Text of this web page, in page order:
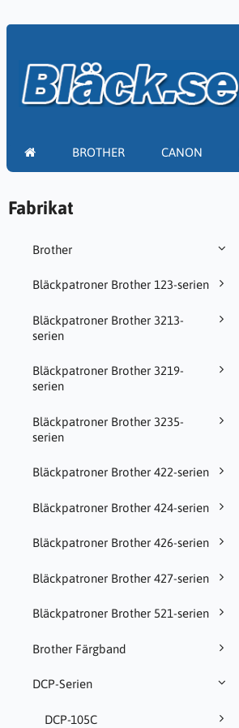
BROTHER CANON
Fabrikat
Brother
Bläckpatroner Brother 123-serien
Bläckpatroner Brother 3213-
serien
Bläckpatroner Brother 3219-
serien
Bläckpatroner Brother 3235-
serien
Bläckpatroner Brother 422-serien
Bläckpatroner Brother 424-serien
Bläckpatroner Brother 426-serien
Bläckpatroner Brother 427-serien
Bläckpatroner Brother 521-serien
Brother Färgband
DCP-Serien
DCP-105C